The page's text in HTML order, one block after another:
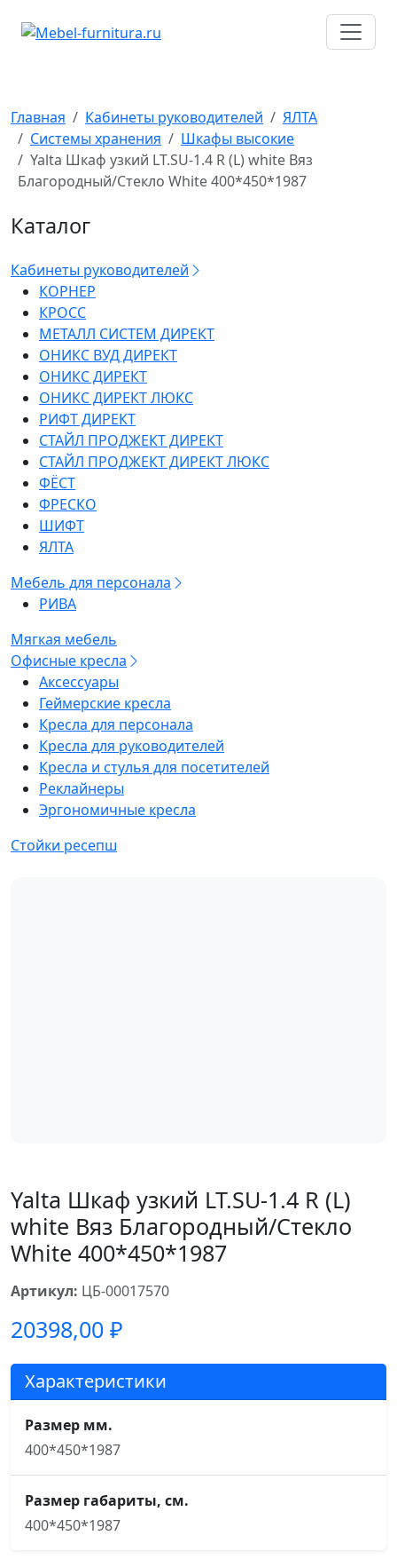
Главная Кабинеты руководителей
ЯЛТА
Системы хранения
Шкафы высокие
Yalta Шкаф узкий LT.SU-1.4 R (L) white Вяз
Благородный/Стекло White 400*450*1987
Каталог
Кабинеты руководителей
КОРНЕР
КРОСС
МЕТАЛЛ СИСТЕМ ДИРЕКТ
ОНИКС ВУД ДИРЕКТ
ОНИКС ДИРЕКТ
ОНИКС ДИРЕКТ ЛЮКС
РИФТ ДИРЕКТ
СТАЙЛ ПРОДЖЕКТ ДИРЕКТ
СТАЙЛ ПРОДЖЕКТ ДИРЕКТ ЛЮКС
ФЁСТ
ФРЕСКО
ШИФТ
ЯЛТА
Мебель для персонала
РИВА
Мягкая мебель
Офисные кресла
Аксессуары
Геймерские кресла
Кресла для персонала
Кресла для руководителей
Кресла и стулья для посетителей
Реклайнеры
Эргономичные кресла
Стойки ресепш
Yalta Шкаф узкий LT.SU-1.4 R (L)
white Вяз Благородный/Стекло
White 400*450*1987
Артикул: ЦБ-00017570
20398,00 ₽
Характеристики
Размер мм.
400*450*1987
Размер габариты, см.
400*450*1987